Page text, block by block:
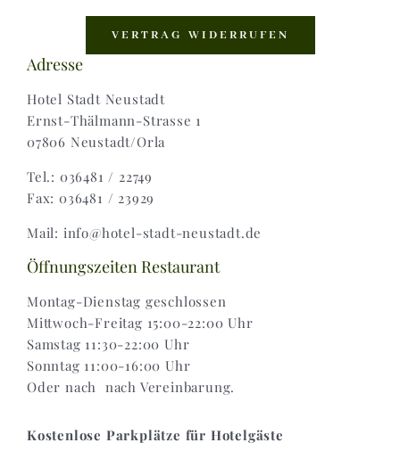
Zahlungsweisen |
Widerruf |
Versand & Lieferung
VERTRAG WIDERRUFEN
Adresse
Hotel Stadt Neustadt
Ernst-Thälmann-Strasse 1
07806 Neustadt/Orla
Tel.: 036481 / 22749
Fax: 036481 / 23929
Mail: info@hotel-stadt-neustadt.de
Öffnungszeiten Restaurant
Montag-Dienstag geschlossen
Mittwoch-Freitag 15:00-22:00 Uhr
Samstag 11:30-22:00 Uhr
Sonntag 11:00-16:00 Uhr
Oder nach nach Vereinbarung.
Kostenlose Parkplätze für Hotelgäste